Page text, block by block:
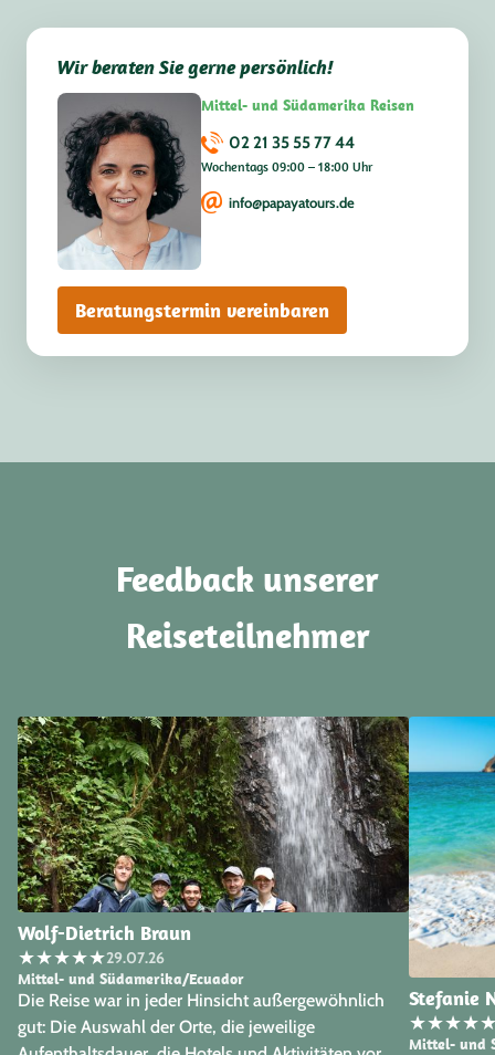
Wir beraten Sie gerne persönlich!
Mittel- und Südamerika Reisen
02 21 35 55 77 44
Wochentags 09:00 – 18:00 Uhr
info@papayatours.de
Beratungstermin vereinbaren
Feedback unserer
Reiseteilnehmer
Wolf-Dietrich Braun
★★★★★29.07.26
Mittel- und Südamerika/Ecuador
Die Reise war in jeder Hinsicht außergewöhnlich
gut: Die Auswahl der Orte, die jeweilige
Stefanie
★★★★
Mittel- und